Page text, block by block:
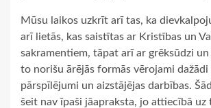
Mūsu laikos uzkrīt arī tas, ka
arī lietās, kas saistītas ar Kristības un
sakramentiem, tāpat arī ar grēksūdzi un
to norišu ārējās formās vērojami
pārspīlējumi un aizstājējas darbības.
šeit nav īpaši jāapraksta, jo attiecībā uz